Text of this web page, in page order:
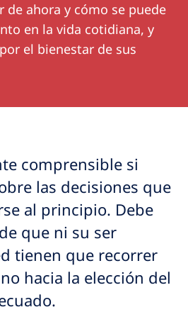
ahora y cómo se puede
en la vida cotidiana, y
el bienestar de sus
comprensible si
las decisiones que
al principio. Debe
que ni su ser
tienen que recorrer
hacia la elección del